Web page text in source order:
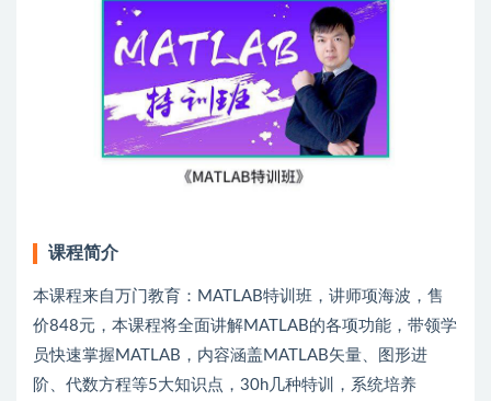
课程简介
本课程来自万门教育：MATLAB特训班，讲师项海波，售
价848元，本课程将全面讲解MATLAB的各项功能，带领学
员快速掌握MATLAB，内容涵盖MATLAB矢量、图形进
阶、代数方程等5大知识点，30h几种特训，系统培养